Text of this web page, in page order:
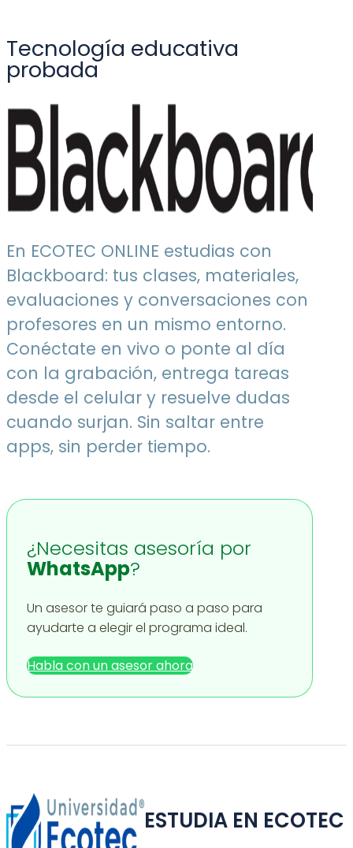
Tecnología educativa
probada
En ECOTEC ONLINE estudias con
Blackboard: tus clases, materiales,
evaluaciones y conversaciones con
profesores en un mismo entorno.
Conéctate en vivo o ponte al día
con la grabación, entrega tareas
desde el celular y resuelve dudas
cuando surjan. Sin saltar entre
apps, sin perder tiempo.
¿Necesitas asesoría por
WhatsApp?
Un asesor te guiará paso a paso para
ayudarte a elegir el programa ideal.
Habla con un asesor ahora
ESTUDIA EN ECOTEC